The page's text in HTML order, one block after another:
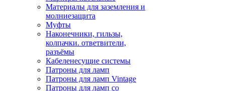
Материалы для заземления и
молниезащита
Муфты
Наконечники, гильзы,
колпачки. ответвители,
разъёмы
Кабеленесущие системы
Патроны для ламп
Патроны для ламп Vintage
Патроны для ламп со